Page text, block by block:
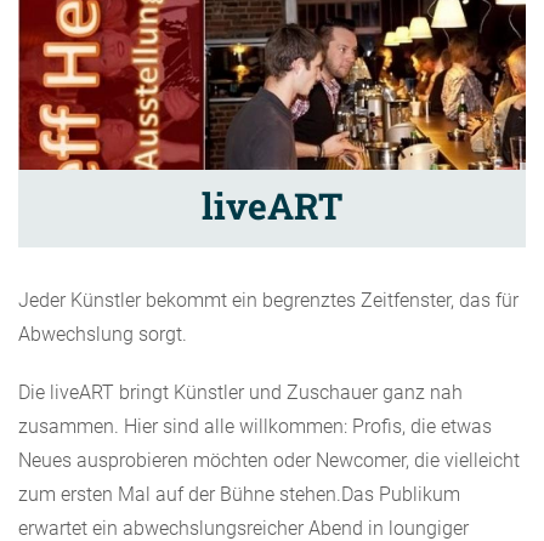
liveART
Jeder Künstler bekommt ein begrenztes Zeitfenster, das für
Abwechslung sorgt.
Die liveART bringt Künstler und Zuschauer ganz nah
zusammen. Hier sind alle willkommen: Profis, die etwas
Neues ausprobieren möchten oder Newcomer, die vielleicht
zum ersten Mal auf der Bühne stehen.Das Publikum
erwartet ein abwechslungsreicher Abend in loungiger